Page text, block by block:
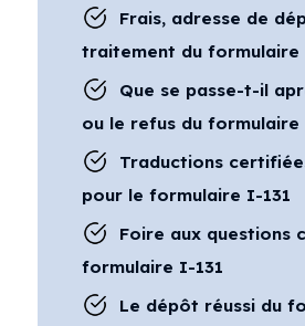
Frais, adresse de
traitement du formulaire
Que se passe-t-il
ou le refus du formulaire
Traductions
pour le formulaire I-131
Foire aux questions
formulaire I-131
Le dépôt réussi du